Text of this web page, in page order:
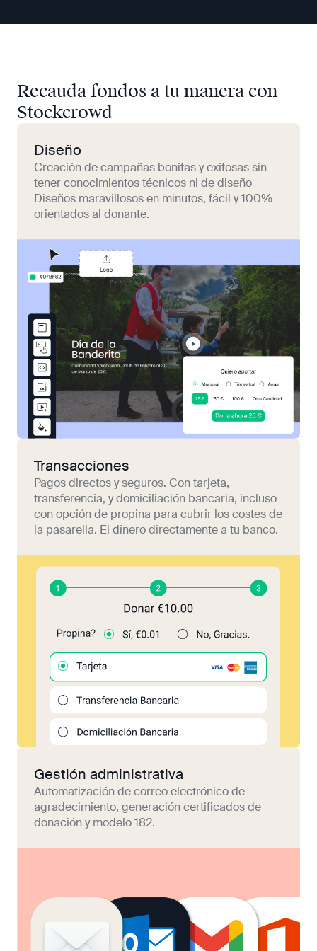
Recauda fondos a tu manera con
Stockcrowd
Diseño
Creación de campañas bonitas y exitosas sin
tener conocimientos técnicos ni de diseño
Diseños maravillosos en minutos, fácil y 100%
orientados al donante.
Transacciones
Pagos directos y seguros. Con tarjeta,
transferencia, y domiciliación bancaria, incluso
con opción de propina para cubrir los costes de
la pasarella. El dinero directamente a tu banco.
Gestión administrativa
Automatización de correo electrónico de
agradecimiento, generación certificados de
donación y modelo 182.